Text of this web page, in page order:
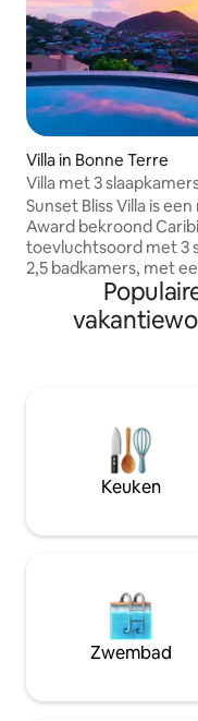
Villa in Bonne Terre
Villa met 3
zeezicht, 10 min naar
Sunset Bliss Villa is
Award bekroond
toevluchtsoord met 3
2,5 badkamers, met
oostenwind en een
uitzicht op de
tropische
van Rodney Bay,
en
rustig maar toch
Omheind en
Saint Lucia wacht op je.
Keuken
Zwembad